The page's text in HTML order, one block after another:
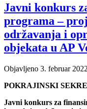
Javni konkurs
programa –
održavanja i
objekata u AP
Objavljeno 3. februar
POKRAJINSKI
Javni konkurs za